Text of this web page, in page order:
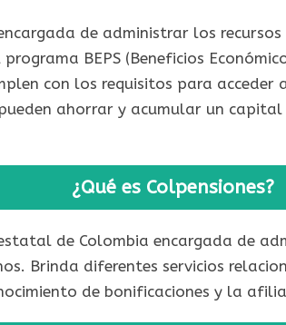
de administrar los
BEPS (Beneficios
con los requisitos para
ahorrar y acumular un
¿Qué es Colpensiones?
de Colombia encargada de
Brinda diferentes servicios
de bonificaciones y la